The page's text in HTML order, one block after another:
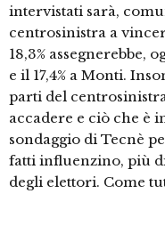
intervistati sarà,
centrosinistra a
18,3% assegnerebbe,
e il 17,4% a Monti.
parti del
accadere e ciò che è
sondaggio di Tecnè
fatti influenzino, più
degli elettori. Come